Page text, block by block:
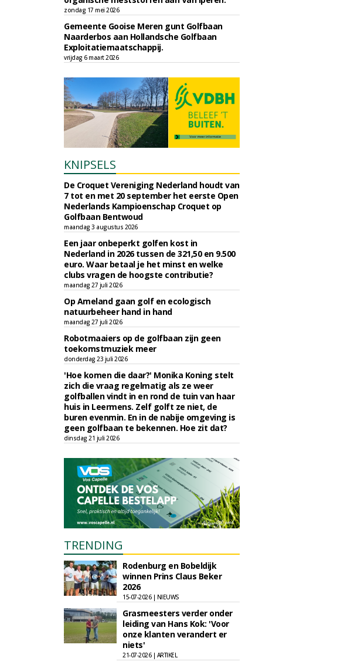
zondag 17 mei 2026
Gemeente Gooise Meren gunt Golfbaan
Naarderbos aan Hollandsche Golfbaan
Exploitatiemaatschappij.
vrijdag 6 maart 2026
KNIPSELS
De Croquet Vereniging Nederland houdt van
7 tot en met 20 september het eerste Open
Nederlands Kampioenschap Croquet op
Golfbaan Bentwoud
maandag 3 augustus 2026
Een jaar onbeperkt golfen kost in
Nederland in 2026 tussen de 321,50 en 9.500
euro. Waar betaal je het minst en welke
clubs vragen de hoogste contributie?
maandag 27 juli 2026
Op Ameland gaan golf en ecologisch
natuurbeheer hand in hand
maandag 27 juli 2026
Robotmaaiers op de golfbaan zijn geen
toekomstmuziek meer
donderdag 23 juli 2026
'Hoe komen die daar?' Monika Koning stelt
zich die vraag regelmatig als ze weer
golfballen vindt in en rond de tuin van haar
huis in Leermens. Zelf golft ze niet, de
buren evenmin. En in de nabije omgeving is
geen golfbaan te bekennen. Hoe zit dat?
dinsdag 21 juli 2026
TRENDING
Rodenburg en Bobeldijk
winnen Prins Claus Beker
2026
15-07-2026 | NIEUWS
Grasmeesters verder onder
leiding van Hans Kok: 'Voor
onze klanten verandert er
niets'
21-07-2026 | ARTIKEL